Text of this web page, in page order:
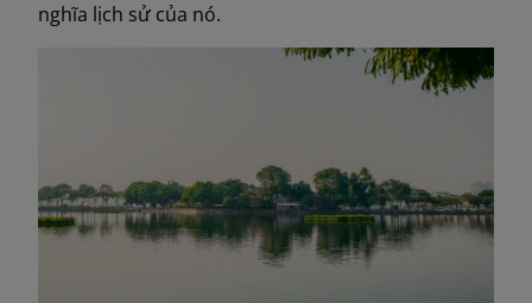
nghĩa lịch sử của nó.